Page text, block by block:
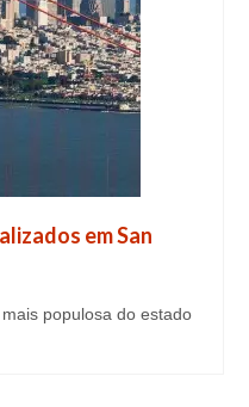
em San
populosa do estado